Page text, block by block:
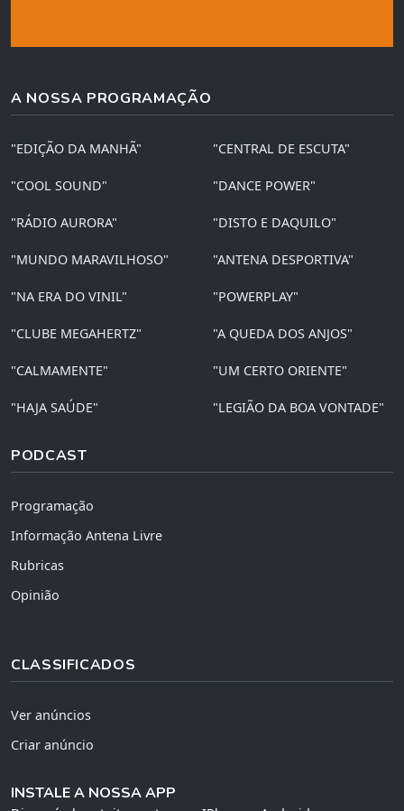
A NOSSA PROGRAMAÇÃO
"EDIÇÃO DA MANHÃ" "CENTRAL DE ESCUTA"
"COOL SOUND" "DANCE POWER"
"RÁDIO AURORA" "DISTO E DAQUILO"
"MUNDO MARAVILHOSO" "ANTENA DESPORTIVA"
"NA ERA DO VINIL" "POWERPLAY"
"CLUBE MEGAHERTZ" "A QUEDA DOS ANJOS"
"CALMAMENTE" "UM CERTO ORIENTE"
"HAJA SAÚDE" "LEGIÃO DA BOA VONTADE"
PODCAST
Programação
Informação Antena Livre
Rubricas
Opinião
CLASSIFICADOS
Ver anúncios
Criar anúncio
INSTALE A NOSSA APP